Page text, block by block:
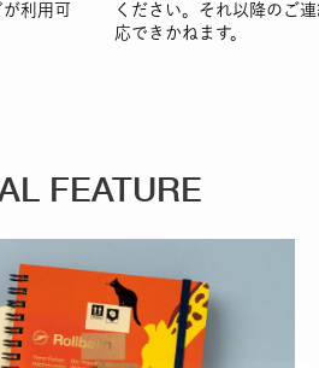
利用可
ください。それ以降のご
応できかねます。
FEATURE